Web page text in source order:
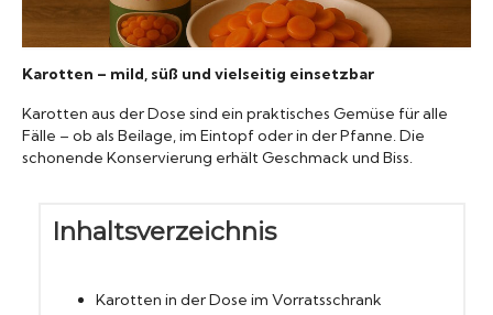
Kartoffeln
Konserven
Nudeln
Karotten – mild, süß und vielseitig einsetzbar
Karotten aus der Dose sind ein praktisches Gemüse für alle
Fälle – ob als Beilage, im Eintopf oder in der Pfanne. Die
schonende Konservierung erhält Geschmack und Biss.
Inhaltsverzeichnis
Karotten in der Dose im Vorratsschrank